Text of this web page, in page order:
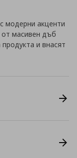
модерни акценти
масивен дъб
и внасят